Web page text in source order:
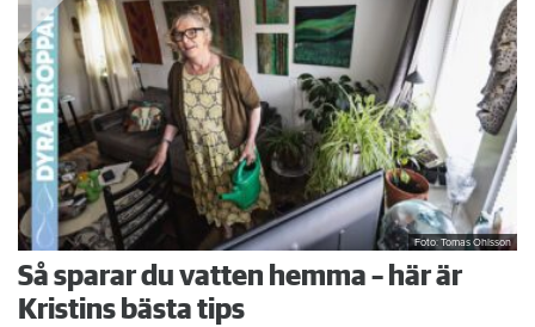
Foto: Tomas Ohlsson
Så sparar du vatten hemma – här är
Kristins bästa tips